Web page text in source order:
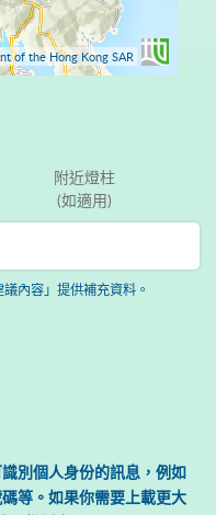
of the Hong Kong SAR
附近燈柱
(如適用)
內容」提供補充資料。
別個人身份的訊息，例如
等。如果你需要上載更大